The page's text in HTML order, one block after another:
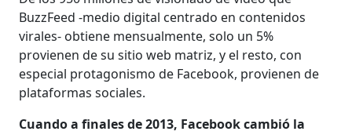
BuzzFeed -medio digital centrado en contenidos
virales- obtiene mensualmente, solo un 5%
provienen de su sitio web matriz, y el resto, con
especial protagonismo de Facebook, provienen de
plataformas sociales.
Cuando a finales de 2013, Facebook cambió la